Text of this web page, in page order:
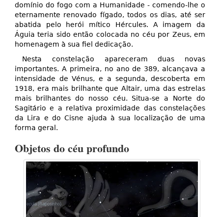
domínio do fogo com a Humanidade - comendo-lhe o
eternamente renovado fígado, todos os dias, até ser
abatida pelo herói mítico Hércules. A imagem da
Águia teria sido então colocada no céu por Zeus, em
homenagem à sua fiel dedicação.
Nesta constelação apareceram duas novas
importantes. A primeira, no ano de 389, alcançava a
intensidade de Vénus, e a segunda, descoberta em
1918, era mais brilhante que Altair, uma das estrelas
mais brilhantes do nosso céu. Situa-se a Norte do
Sagitário e a relativa proximidade das constelações
da Lira e do Cisne ajuda à sua localização de uma
forma geral.
Objetos do céu profundo